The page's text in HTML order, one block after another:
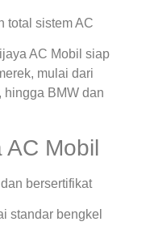
total sistem AC
AC Mobil siap
mulai dari
hingga BMW dan
AC Mobil
dan bersertifikat
standar bengkel